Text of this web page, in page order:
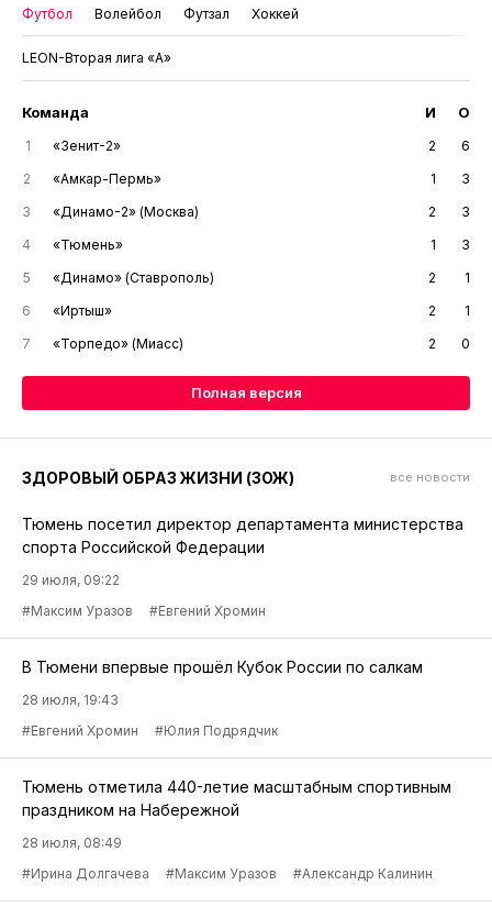
Футбол Волейбол Футзал Хоккей
LEON-Вторая лига «А»
Команда И О
1 «Зенит-2» 2
6
2
«Амкар-Пермь» 1
3
3
«Динамо-2» (Москва) 2
3
4
«Тюмень» 1
3
5
«Динамо» (Ставрополь) 2
1
6
«Иртыш» 2
1
7
«Торпедо» (Миасс) 2 0
Полная версия
ЗДОРОВЫЙ ОБРАЗ ЖИЗНИ (ЗОЖ) все новости
Тюмень посетил директор департамента министерства
спорта Российской Федерации
29 июля, 09:22
#Максим Уразов
#Евгений Хромин
В Тюмени впервые прошёл Кубок России по салкам
28 июля, 19:43
#Евгений Хромин
#Юлия Подрядчик
Тюмень отметила 440-летие масштабным спортивным
праздником на Набережной
28 июля, 08:49
#Ирина Долгачева
#Максим Уразов #Александр Калинин